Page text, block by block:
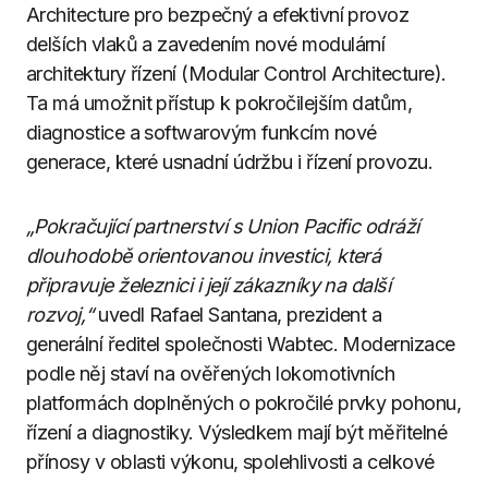
Architecture pro bezpečný a efektivní provoz
delších vlaků a zavedením nové modulární
architektury řízení (Modular Control Architecture).
Ta má umožnit přístup k pokročilejším datům,
diagnostice a softwarovým funkcím nové
generace, které usnadní údržbu i řízení provozu.
„Pokračující partnerství s Union Pacific odráží
dlouhodobě orientovanou investici, která
připravuje železnici i její zákazníky na další
rozvoj,“uvedl Rafael Santana, prezident a
generální ředitel společnosti Wabtec. Modernizace
podle něj staví na ověřených lokomotivních
platformách doplněných o pokročilé prvky pohonu,
řízení a diagnostiky. Výsledkem mají být měřitelné
přínosy v oblasti výkonu, spolehlivosti a celkové